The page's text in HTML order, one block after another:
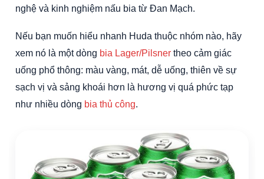
nghệ và kinh nghiệm nấu bia từ Đan Mạch.
Nếu bạn muốn hiểu nhanh Huda thuộc nhóm nào, hãy
xem nó là một dòng bia Lager/Pilsner theo cảm giác
uống phổ thông: màu vàng, mát, dễ uống, thiên về sự
sạch vị và sảng khoái hơn là hương vị quá phức tạp
như nhiều dòng bia thủ công.